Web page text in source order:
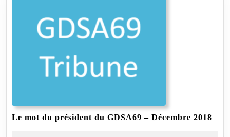
Le mot du président du GDSA69 – Décembre 2018